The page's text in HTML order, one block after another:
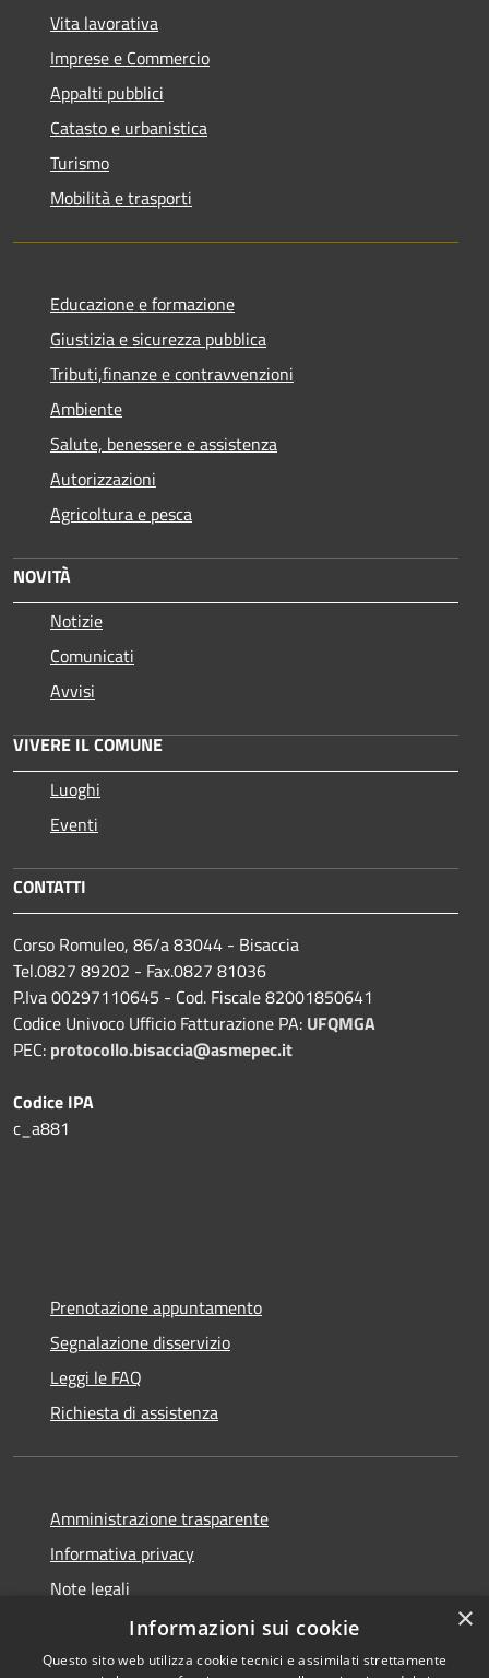
Vita lavorativa
Imprese e Commercio
Appalti pubblici
Catasto e urbanistica
Turismo
Mobilità e trasporti
Educazione e formazione
Giustizia e sicurezza pubblica
Tributi,finanze e contravvenzioni
Ambiente
Salute, benessere e assistenza
Autorizzazioni
Agricoltura e pesca
NOVITÀ
Notizie
Comunicati
Avvisi
VIVERE IL COMUNE
Luoghi
Eventi
CONTATTI
Corso Romuleo, 86/a 83044 - Bisaccia
Tel.0827 89202 - Fax.0827 81036
P.Iva 00297110645 - Cod. Fiscale 82001850641
Codice Univoco Ufficio Fatturazione PA: UFQMGA
PEC: protocollo.bisaccia@asmepec.it
Codice IPA
c_a881
Prenotazione appuntamento
Segnalazione disservizio
Leggi le FAQ
Richiesta di assistenza
Amministrazione trasparente
Informativa privacy
Note legali
Dichiarazione di accessibilità
×
Informazioni sui cookie
Questo sito web utilizza cookie tecnici e assimilati strettamente